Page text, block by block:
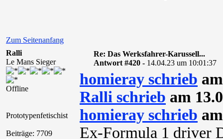
Zum Seitenanfang
Ralli
Le Mans Sieger
Offline
Prototypenfetischist
Beiträge: 7709
Re: Das Werksfahrer-Karussell...
Antwort #420 - 14.04.23 um 10:01:37
homieray schrieb
Ralli schrieb am
homieray schrieb
Ex-Formula 1 driver